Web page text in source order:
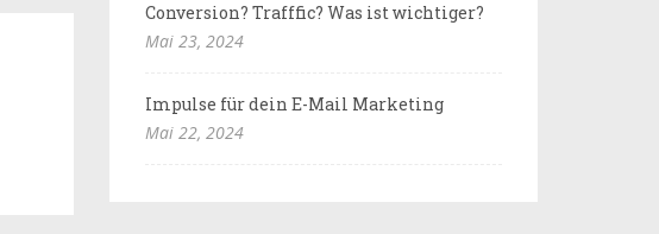
Conversion? Trafffic? Was ist wichtiger?
Mai 23, 2024
Impulse für dein E-Mail Marketing
Mai 22, 2024